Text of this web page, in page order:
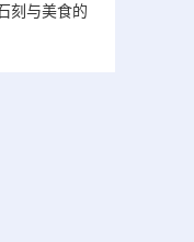
刻与美食的